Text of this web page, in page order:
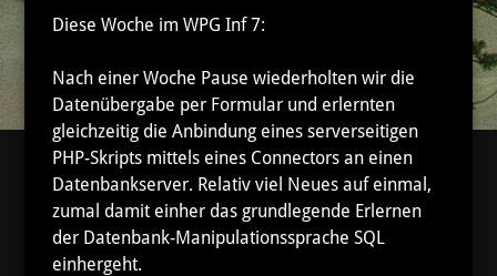
Diese Woche im WPG Inf 7:
Nach einer Woche Pause wiederholten wir die
Datenübergabe per Formular und erlernten
gleichzeitig die Anbindung eines serverseitigen
PHP-Skripts mittels eines Connectors an einen
Datenbankserver. Relativ viel Neues auf einmal,
zumal damit einher das grundlegende Erlernen
der Datenbank-Manipulationssprache SQL
einhergeht.